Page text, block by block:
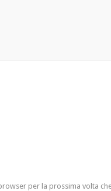
per la prossima volta